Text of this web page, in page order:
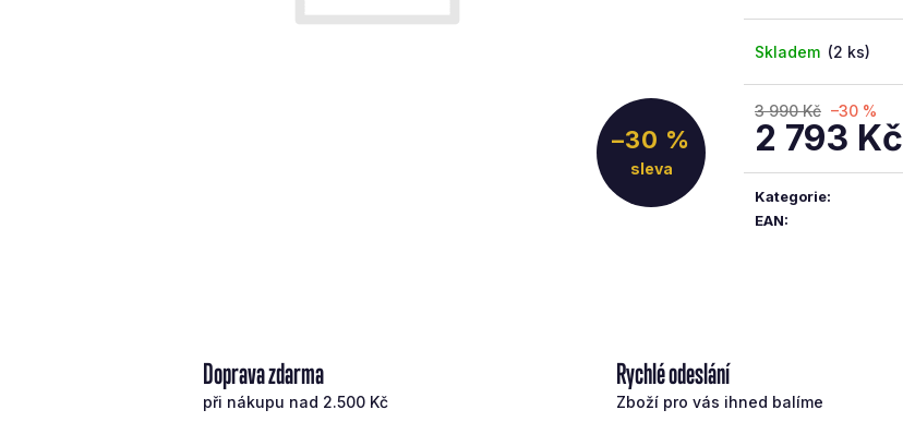
Skladem (2 ks)
3 990 Kč –30 %
2 793 Kč
Kategorie:
EAN:
–30 %
Doprava zdarma
při nákupu nad 2.500 Kč
Rychlé odeslání
Zboží pro vás ihned balíme